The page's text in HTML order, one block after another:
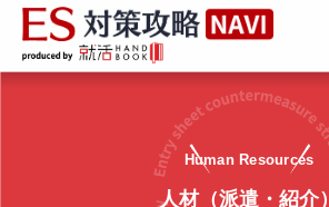
人材（派遣・紹介）
Human Resources